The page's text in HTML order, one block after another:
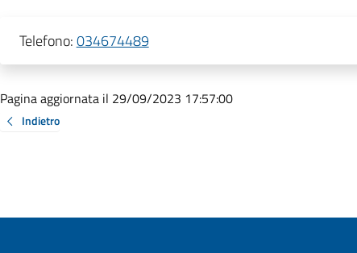
Telefono:034674489
Pagina aggiornata il 29/09/2023 17:57:00
Indietro